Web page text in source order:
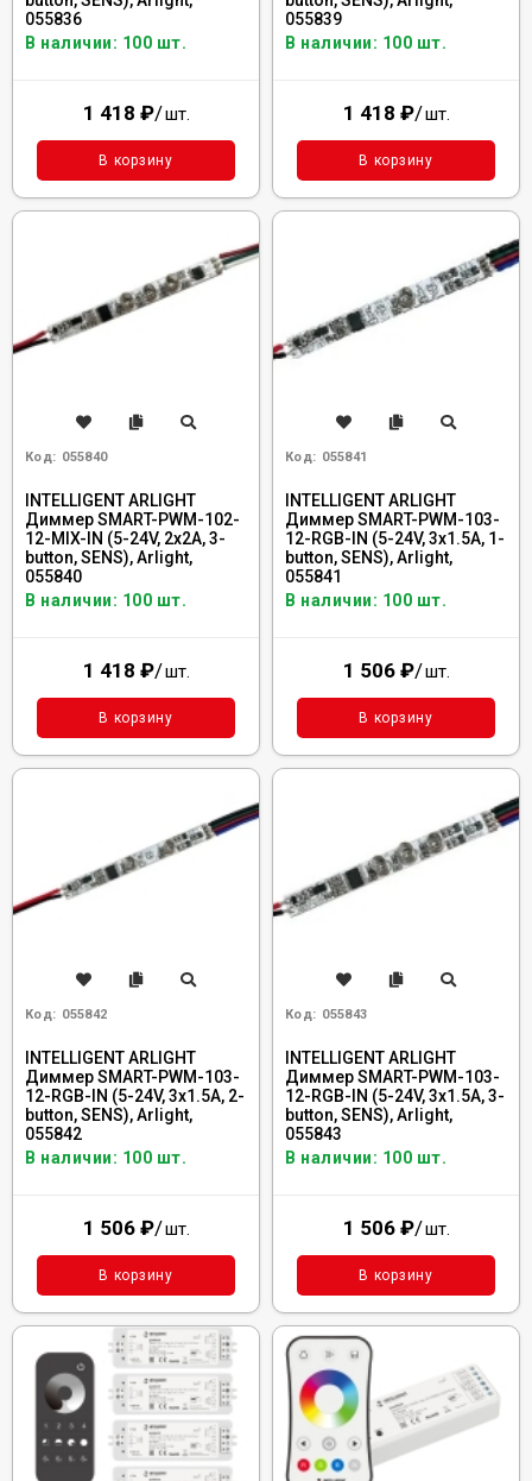
055836
В наличии: 100 шт.
1 418 ₽/шт.
В корзину
055839
В наличии: 100 шт.
1 418 ₽/шт.
В корзину
Код: 055840
INTELLIGENT ARLIGHT
Диммер SMART-PWM-102-
12-MIX-IN (5-24V, 2x2A, 3-
button, SENS), Arlight,
055840
В наличии: 100 шт.
1 418 ₽/шт.
В корзину
Код: 055841
INTELLIGENT ARLIGHT
Диммер SMART-PWM-103-
12-RGB-IN (5-24V, 3x1.5A, 1-
button, SENS), Arlight,
055841
В наличии: 100 шт.
1 506 ₽/шт.
В корзину
Код: 055842
INTELLIGENT ARLIGHT
Диммер SMART-PWM-103-
12-RGB-IN (5-24V, 3x1.5A, 2-
button, SENS), Arlight,
055842
В наличии: 100 шт.
1 506 ₽/шт.
В корзину
Код: 055843
INTELLIGENT ARLIGHT
Диммер SMART-PWM-103-
12-RGB-IN (5-24V, 3x1.5A, 3-
button, SENS), Arlight,
055843
В наличии: 100 шт.
1 506 ₽/шт.
В корзину